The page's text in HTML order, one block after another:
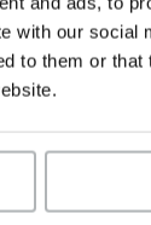
with our
to them or